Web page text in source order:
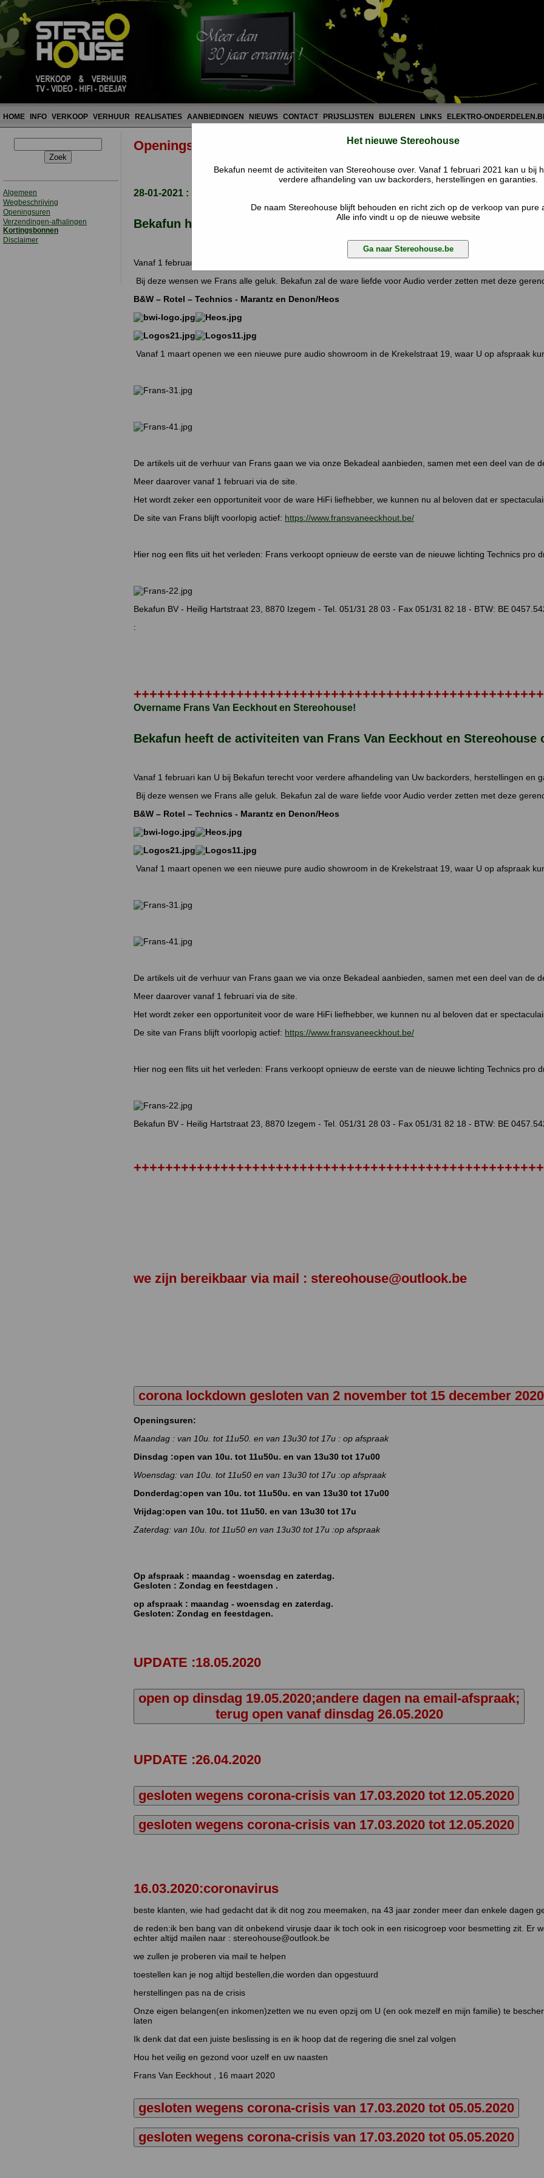
HOME INFO VERKOOP VERHUUR REALISATIES AANBIEDINGEN NIEUWS CONTACT PRIJSLIJSTEN BIJLEREN LINKS ELEKTRO-
Algemeen
Wegbeschrijving
Openingsuren
Verzendingen-afhalingen
Kortingsbonnen
Disclaimer
Het nieuwe Stereohouse
Bekafun neemt de activiteiten van Stereohouse over. Vanaf 1 februari 2021 kan u bij
verdere afhandeling van uw backorders, herstellingen en garanties.
De naam Stereohouse blijft behouden en richt zich op de verkoop van pure
Alle info vindt u op de nieuwe website
Ga naar Stereohouse.be
Openingsuren Frans Van Eeckhout - Stereo House:
28-01-2021 : Overname Frans Van Eeckhout en Stereohouse!
Bekafun heeft de activiteiten van Frans Van Eeckhout en Stereohouse
Vanaf 1 februari kan U bij Bekafun terecht voor verdere afhandeling van Uw backorders, herstellingen en
Bij deze wensen we Frans alle geluk. Bekafun zal de ware liefde voor Audio verder zetten met deze
B&W – Rotel – Technics - Marantz en Denon/Heos
Vanaf 1 maart openen we een nieuwe pure audio showroom in de Krekelstraat 19, waar U op afspraak
De artikels uit de verhuur van Frans gaan we via onze Bekadeal aanbieden, samen met een deel van de
Meer daarover vanaf 1 februari via de site.
Het wordt zeker een opportuniteit voor de ware HiFi liefhebber, we kunnen nu al beloven dat er
De site van Frans blijft voorlopig actief: https://www.fransvaneeckhout.be/
Hier nog een flits uit het verleden: Frans verkoopt opnieuw de eerste van de nieuwe lichting Technics pro
Bekafun BV - Heilig Hartstraat 23, 8870 Izegem - Tel. 051/31 28 03 - Fax 051/31 82 18 - BTW: BE
:
Overname Frans Van Eeckhout en Stereohouse!
Bekafun heeft de activiteiten van Frans Van Eeckhout en Stereohouse
Vanaf 1 februari kan U bij Bekafun terecht voor verdere afhandeling van Uw backorders, herstellingen en
Bij deze wensen we Frans alle geluk. Bekafun zal de ware liefde voor Audio verder zetten met deze
B&W – Rotel – Technics - Marantz en Denon/Heos
Vanaf 1 maart openen we een nieuwe pure audio showroom in de Krekelstraat 19, waar U op afspraak
De artikels uit de verhuur van Frans gaan we via onze Bekadeal aanbieden, samen met een deel van de
Meer daarover vanaf 1 februari via de site.
Het wordt zeker een opportuniteit voor de ware HiFi liefhebber, we kunnen nu al beloven dat er
De site van Frans blijft voorlopig actief: https://www.fransvaneeckhout.be/
Hier nog een flits uit het verleden: Frans verkoopt opnieuw de eerste van de nieuwe lichting Technics pro
Bekafun BV - Heilig Hartstraat 23, 8870 Izegem - Tel. 051/31 28 03 - Fax 051/31 82 18 - BTW: BE
we zijn bereikbaar via mail : stereohouse@outlook.be
corona lockdown gesloten van 2 november tot 15 december 2020
Openingsuren:
Maandag : van 10u. tot 11u50. en van 13u30 tot 17u : op afspraak
Dinsdag :open van 10u. tot 11u50u. en van 13u30 tot 17u00
Woensdag: van 10u. tot 11u50 en van 13u30 tot 17u :op afspraak
Donderdag:open van 10u. tot 11u50u. en van 13u30 tot 17u00
Vrijdag:open van 10u. tot 11u50. en van 13u30 tot 17u
Zaterdag: van 10u. tot 11u50 en van 13u30 tot 17u :op afspraak
Op afspraak : maandag - woensdag en zaterdag.
Gesloten : Zondag en feestdagen .
op afspraak : maandag - woensdag en zaterdag.
Gesloten: Zondag en feestdagen.
UPDATE :18.05.2020
open op dinsdag 19.05.2020;andere dagen na email-afspraak;
terug open vanaf dinsdag 26.05.2020
UPDATE :26.04.2020
gesloten wegens corona-crisis van 17.03.2020 tot 12.05.2020
gesloten wegens corona-crisis van 17.03.2020 tot 12.05.2020
16.03.2020:coronavirus
beste klanten, wie had gedacht dat ik dit nog zou meemaken, na 43 jaar zonder meer dan enkele dagen
de reden:ik ben bang van dit onbekend virusje daar ik toch ook in een risicogroep voor besmetting zit. Er
echter altijd mailen naar : stereohouse@outlook.be
we zullen je proberen via mail te helpen
toestellen kan je nog altijd bestellen,die worden dan opgestuurd
herstellingen pas na de crisis
Onze eigen belangen(en inkomen)zetten we nu even opzij om U (en ook mezelf en mijn familie) te
laten
Ik denk dat dat een juiste beslissing is en ik hoop dat de regering die snel zal volgen
Hou het veilig en gezond voor uzelf en uw naasten
Frans Van Eeckhout , 16 maart 2020
gesloten wegens corona-crisis van 17.03.2020 tot 05.05.2020
gesloten wegens corona-crisis van 17.03.2020 tot 05.05.2020